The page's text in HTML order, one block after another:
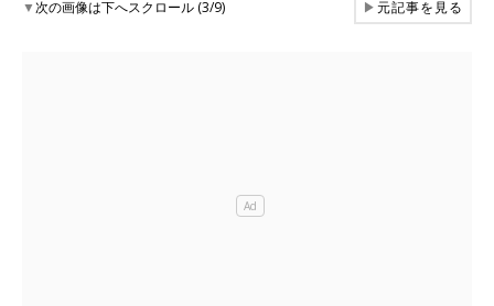
▼次の画像は下へスクロール (3/9) ▶元記事を見る